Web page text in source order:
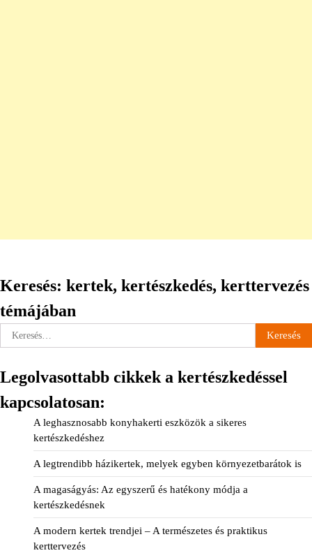
Keresés: kertek, kertészkedés, kerttervezés
témájában
Keresés:
Legolvasottabb cikkek a kertészkedéssel
kapcsolatosan:
A leghasznosabb konyhakerti eszközök a sikeres
kertészkedéshez
A legtrendibb házikertek, melyek egyben környezetbarátok is
A magaságyás: Az egyszerű és hatékony módja a
kertészkedésnek
A modern kertek trendjei – A természetes és praktikus
kerttervezés